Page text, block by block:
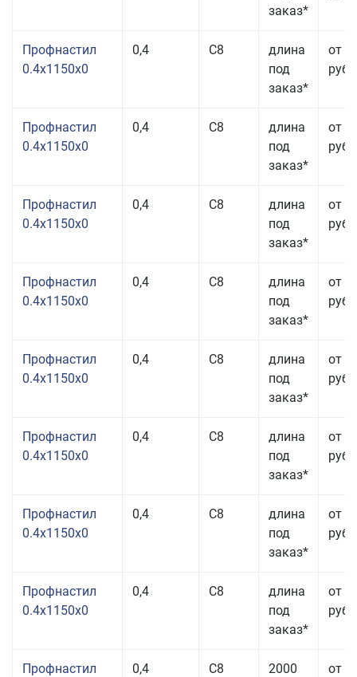
заказ*
Профнастил
0.4x1150x0
0,4 С8
длина
под
заказ*
от
руб.
Профнастил
0.4x1150x0
0,4 С8
длина
под
заказ*
от
руб.
Профнастил
0.4x1150x0
0,4 С8
длина
под
заказ*
от
руб.
Профнастил
0.4x1150x0
0,4 С8
длина
под
заказ*
от
руб.
Профнастил
0.4x1150x0
0,4 С8
длина
под
заказ*
от
руб.
Профнастил
0.4x1150x0
0,4 С8
длина
под
заказ*
от
руб.
Профнастил
0.4x1150x0
0,4 С8
длина
под
заказ*
от
руб.
Профнастил
0.4x1150x0
0,4 С8
длина
под
заказ*
от
руб.
Профнастил
0,4 С8 2000
от